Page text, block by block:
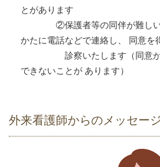
とがあります
②保護者等の同伴が難しい場
かたに電話などで連絡し、 同意を
診察いたします（同意が得
できないことが あります）
外来看護師からのメッセー